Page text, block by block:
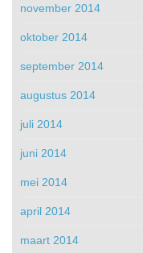
november 2014
oktober 2014
september 2014
augustus 2014
juli 2014
juni 2014
mei 2014
april 2014
maart 2014